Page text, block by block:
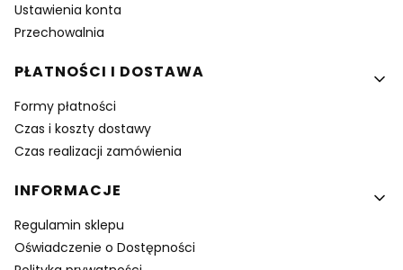
Ustawienia konta
Przechowalnia
PŁATNOŚCI I DOSTAWA
Formy płatności
Czas i koszty dostawy
Czas realizacji zamówienia
INFORMACJE
Regulamin sklepu
Oświadczenie o Dostępności